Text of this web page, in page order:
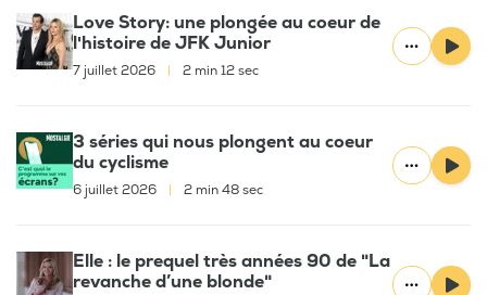
Love Story: une plongée au coeur de
l'histoire de JFK Junior
7 juillet 2026 2 min 12 sec
3 séries qui nous plongent au coeur
du cyclisme
6 juillet 2026 2 min 48 sec
Elle : le prequel très années 90 de "La
revanche d’une blonde"